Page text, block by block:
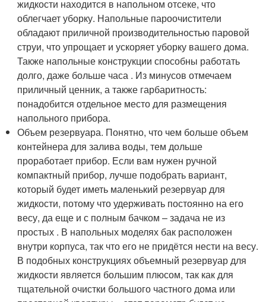
жидкости находится в напольном отсеке, что
облегчает уборку. Напольные пароочистители
обладают приличной производительностью паровой
струи, что упрощает и ускоряет уборку вашего дома.
Также напольные конструкции способны работать
долго, даже больше часа . Из минусов отмечаем
приличный ценник, а также гарбаритность:
понадобится отдельное место для размещения
напольного прибора.
Объем резервуара. Понятно, что чем больше объем
контейнера для залива воды, тем дольше
проработает прибор. Если вам нужен ручной
компактный прибор, лучше подобрать вариант,
который будет иметь маленький резервуар для
жидкости, потому что удерживать постоянно на его
весу, да еще и с полным бачком – задача не из
простых . В напольных моделях бак расположен
внутри корпуса, так что его не придётся нести на весу.
В подобных конструкциях объемный резервуар для
жидкости является большим плюсом, так как для
тщательной очистки большого частного дома или